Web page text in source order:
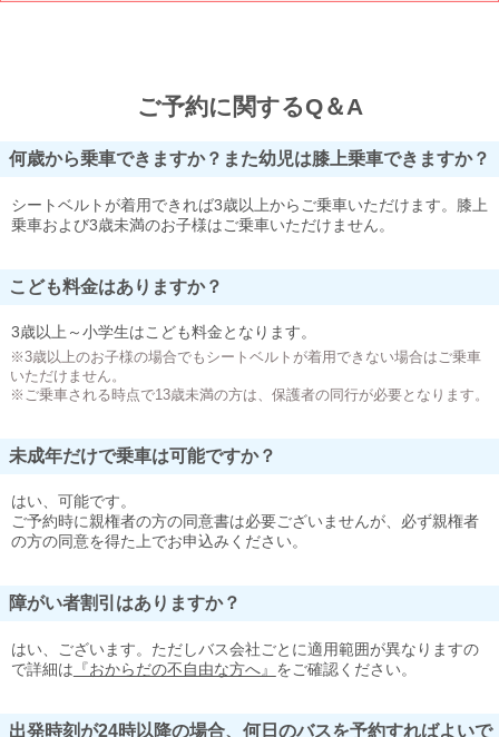
ご予約に関するQ＆A
何歳から乗車できますか？また幼児は膝上乗車できますか？
シートベルトが着用できれば3歳以上からご乗車いただけます。膝上
乗車および3歳未満のお子様はご乗車いただけません。
こども料金はありますか？
3歳以上～小学生はこども料金となります。
※3歳以上のお子様の場合でもシートベルトが着用できない場合はご乗車
いただけません。
※ご乗車される時点で13歳未満の方は、保護者の同行が必要となります。
未成年だけで乗車は可能ですか？
はい、可能です。
ご予約時に親権者の方の同意書は必要ございませんが、必ず親権者
の方の同意を得た上でお申込みください。
障がい者割引はありますか？
はい、ございます。ただしバス会社ごとに適用範囲が異なりますの
で詳細は 『おからだの不自由な方へ』 をご確認ください。
出発時刻が24時以降の場合、何日のバスを予約すればよいで